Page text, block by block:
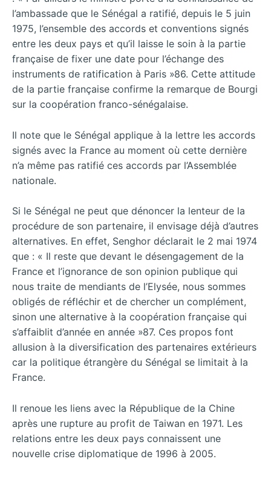
l’ambassade que le Sénégal a ratifié, depuis le 5 juin
1975, l’ensemble des accords et conventions signés
entre les deux pays et qu’il laisse le soin à la partie
française de fixer une date pour l’échange des
instruments de ratification à Paris »86. Cette attitude
de la partie française confirme la remarque de Bourgi
sur la coopération franco-sénégalaise.
Il note que le Sénégal applique à la lettre les accords
signés avec la France au moment où cette dernière
n’a même pas ratifié ces accords par l’Assemblée
nationale.
Si le Sénégal ne peut que dénoncer la lenteur de la
procédure de son partenaire, il envisage déjà d’autres
alternatives. En effet, Senghor déclarait le 2 mai 1974
que : « Il reste que devant le désengagement de la
France et l’ignorance de son opinion publique qui
nous traite de mendiants de l’Elysée, nous sommes
obligés de réfléchir et de chercher un complément,
sinon une alternative à la coopération française qui
s’affaiblit d’année en année »87. Ces propos font
allusion à la diversification des partenaires extérieurs
car la politique étrangère du Sénégal se limitait à la
France.
Il renoue les liens avec la République de la Chine
après une rupture au profit de Taiwan en 1971. Les
relations entre les deux pays connaissent une
nouvelle crise diplomatique de 1996 à 2005.